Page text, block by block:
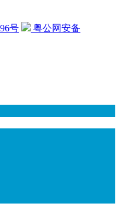
号
粤公网安备